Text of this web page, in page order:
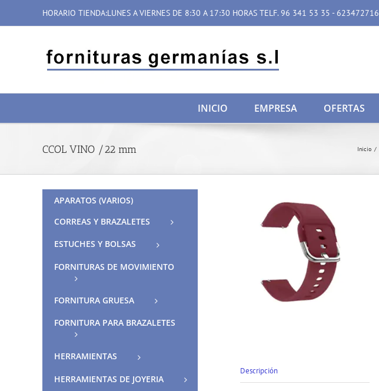
contenido
HORARIO TIENDA:LUNES A VIERNES DE 8:30 A 17:30 HORAS TELF. 96 341 53 35 - 623472716
INICIO EMPRESA OFERTAS
CCOL VINO /22 mm Inicio /
Descripción
APARATOS (VARIOS)
CORREAS Y BRAZALETES
ESTUCHES Y BOLSAS
FORNITURAS DE MOVIMIENTO
FORNITURA GRUESA
FORNITURA PARA BRAZALETES
HERRAMIENTAS
HERRAMIENTAS DE JOYERIA